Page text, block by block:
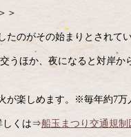
＞
のがその始まりとされてい
うほか、夜になると対岸か
が楽しめます。※毎年約7万
しくは⇒船玉まつり交通規制